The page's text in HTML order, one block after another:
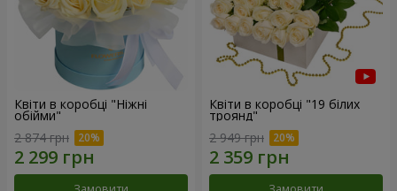
Квіти в коробці "Ніжні
обійми"
2 874 грн
Квіти в коробці "19 білих
троянд"
2 949 грн